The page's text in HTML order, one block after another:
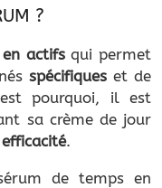
?
actifsqui permet
spécifiqueset de
pourquoi, il est
sa crème de jour
.
de temps en